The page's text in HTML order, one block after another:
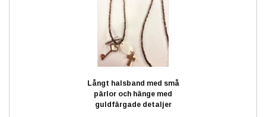
Långt halsband med små
pärlor och hänge med
guldfärgade detaljer